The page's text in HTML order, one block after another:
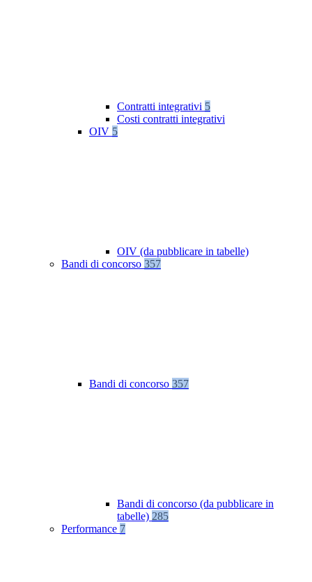
Contratti integrativi 5
Costi contratti integrativi
OIV 5
OIV (da pubblicare in tabelle)
Bandi di concorso 357
Bandi di concorso 357
Bandi di concorso (da pubblicare in
tabelle) 285
Performance 7